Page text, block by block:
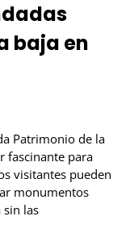
baja en
Patrimonio de la
fascinante para
visitantes pueden
monumentos
las